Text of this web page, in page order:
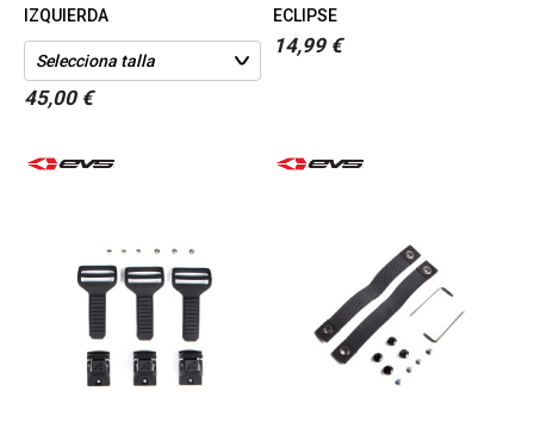
IZQUIERDA
45,00 €
ECLIPSE
14,99 €